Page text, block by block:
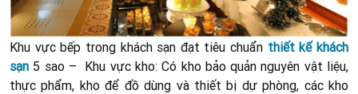
Khu vực bếp trong khách sạn đạt tiêu chuẩn thiết kế khách
sạn 5 sao – Khu vực kho: Có kho bảo quản nguyên vật liệu,
thực phẩm, kho để đồ dùng và thiết bị dự phòng, các kho